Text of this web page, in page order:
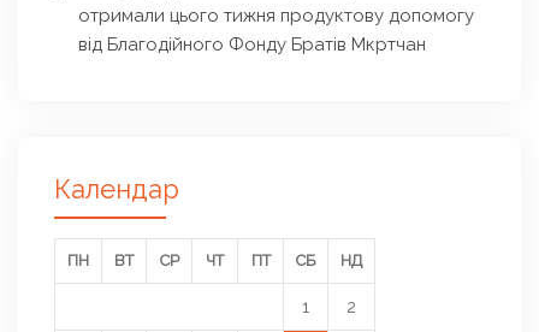
отримали цього тижня продуктову допомогу
від Благодійного Фонду Братів Мкртчан
Календар
ПН ВТ СР ЧТ ПТ СБ НД
1 2